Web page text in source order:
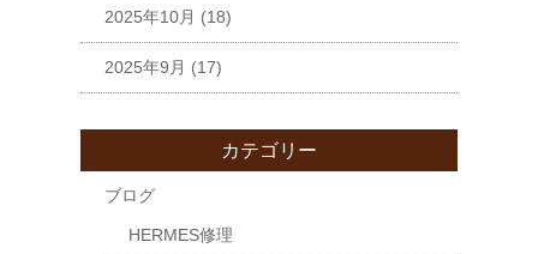
2025年10月 (18)
2025年9月 (17)
カテゴリー
ブログ
HERMES修理